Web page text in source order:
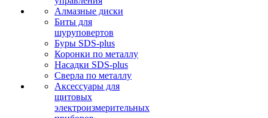
Алмазные диски
Биты для
шуруповертов
Буры SDS-plus
Коронки по металлу
Насадки SDS-plus
Сверла по металлу
Аксессуары для
щитовых
электроизмерительных